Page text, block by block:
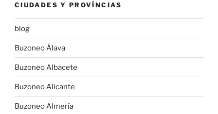
CIUDADES Y PROVÍNCIAS
blog
Buzoneo Álava
Buzoneo Albacete
Buzoneo Alicante
Buzoneo Almería